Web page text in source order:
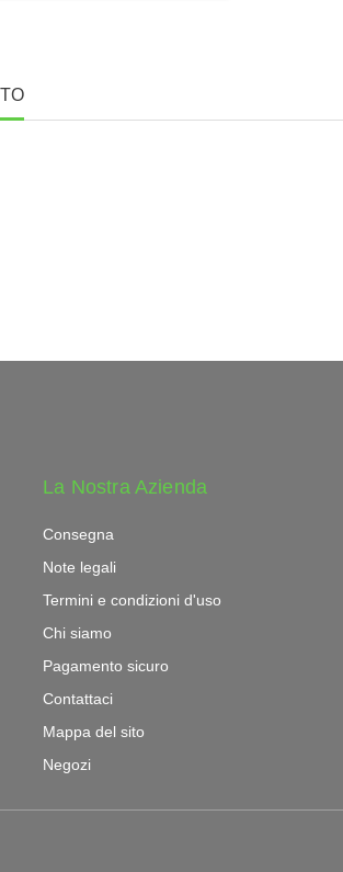
La Nostra Azienda
Consegna
Note legali
Termini e condizioni d'uso
Chi siamo
Pagamento sicuro
Contattaci
Mappa del sito
Negozi